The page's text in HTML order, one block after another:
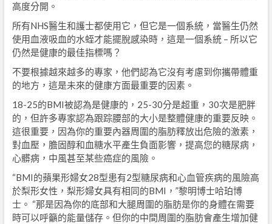
高度分開。
所有NHS醫生和護士都使用它，但它是一個系統，當醫生仍然
使用血液吸血的水蛭才能擺脫感染時，這是一個系統 – 所以它
仍然是健康的最佳指標嗎？
不要根據越來越多的專家，他們認為它沒有考慮到你攜帶體重
的地方，這是未來的健康方面最重要的因素。
18-25的BMI被認為是健康的，25-30分是超重，30次是肥胖
的，但許多專家認為跟踪腰部的大小是整體健康的重要反映。
這很重要，因為你的重要內器周圍的脂肪釋放出危險的激素，
對血壓，膽固醇和血糖水平產生負面影響，提高您的糖尿病，
心髒病，中風甚至某些癌症的風險。
“BMI的蘋果形婦女28型患有2型糖尿病和心血管疾病的風險高
於梨形女性，梨形婦女具有相同的BMI，”黎明博士哈珀博
士。 “那是因為你的底部和大腿周圍的脂肪是你的身體在需要
時可以呼籲的能量儲存。但你的中間周圍的脂肪會產生增加健